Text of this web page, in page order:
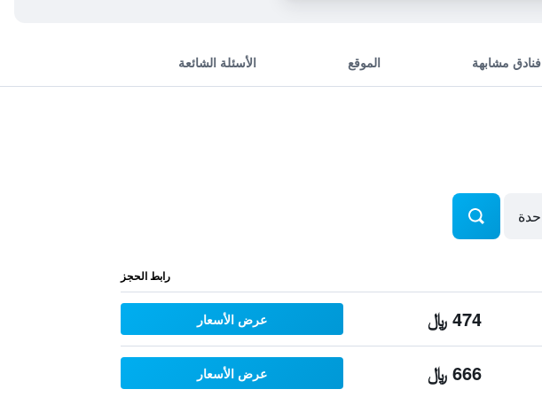
فنادق مشابهة الموقع الأسئلة الشائعة
رابط الحجز
474 ﷼ عرض الأسعار
666 ﷼ عرض الأسعار